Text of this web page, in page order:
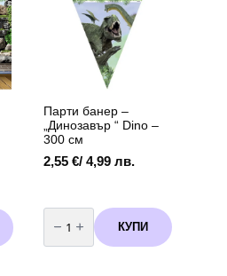
Парти банер –
„Динозавър “ Dino –
300 см
2,55 €/ 4,99 лв.
количество
за
Парти
банер
КУПИ